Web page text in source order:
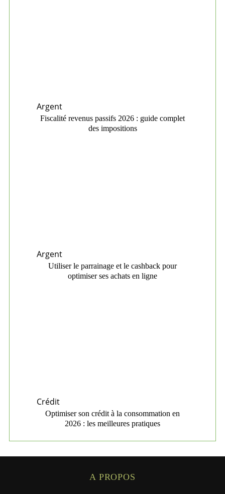
Argent
Fiscalité revenus passifs 2026 : guide complet
des impositions
Argent
Utiliser le parrainage et le cashback pour
optimiser ses achats en ligne
Crédit
Optimiser son crédit à la consommation en
2026 : les meilleures pratiques
A PROPOS